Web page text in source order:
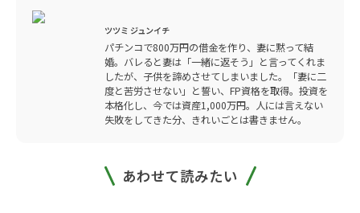
ツツミ ジュンイチ
パチンコで800万円の借金を作り、妻に黙って結
婚。バレると妻は「一緒に返そう」と言ってくれま
したが、子供を諦めさせてしまいました。「妻に二
度と苦労させない」と誓い、FP資格を取得。投資を
本格化し、今では資産1,000万円。人には言えない
失敗をしてきた分、きれいごとは書きません。
あわせて読みたい